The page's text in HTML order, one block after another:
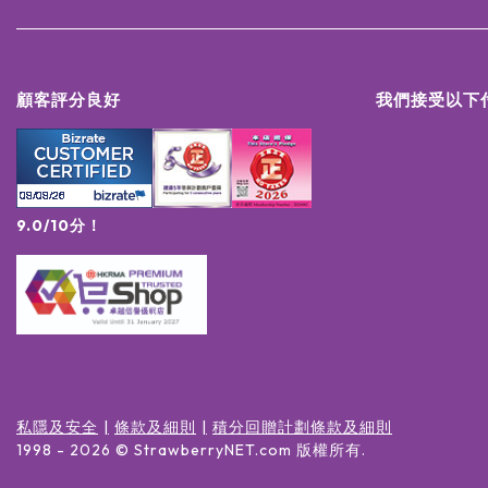
顧客評分良好
9.0/10分！
我們接受以下
私隱及安全 條款及細則
積分回贈計劃條款及細則
1998 - 2026 © StrawberryNET.com 版權所有.